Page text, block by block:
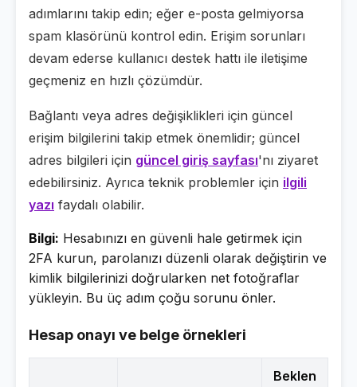
adımlarını takip edin; eğer e-posta gelmiyorsa
spam klasörünü kontrol edin. Erişim sorunları
devam ederse kullanıcı destek hattı ile iletişime
geçmeniz en hızlı çözümdür.
Bağlantı veya adres değişiklikleri için güncel
erişim bilgilerini takip etmek önemlidir; güncel
adres bilgileri için güncel giriş sayfası'nı ziyaret
edebilirsiniz. Ayrıca teknik problemler için ilgili
yazı faydalı olabilir.
Bilgi: Hesabınızı en güvenli hale getirmek için
2FA kurun, parolanızı düzenli olarak değiştirin ve
kimlik bilgilerinizi doğrularken net fotoğraflar
yükleyin. Bu üç adım çoğu sorunu önler.
Hesap onayı ve belge örnekleri
Beklen